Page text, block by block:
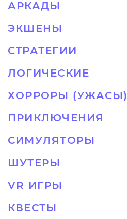
АРКАДЫ
ЭКШЕНЫ
СТРАТЕГИИ
ЛОГИЧЕСКИЕ
ХОРРОРЫ (УЖАСЫ)
ПРИКЛЮЧЕНИЯ
СИМУЛЯТОРЫ
ШУТЕРЫ
VR ИГРЫ
КВЕСТЫ